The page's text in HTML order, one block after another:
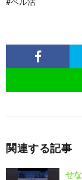
関連する記事
せ